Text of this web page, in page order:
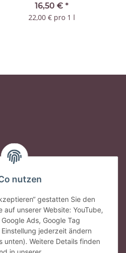
16,50 € *
22,00 € pro 1 l
nutzen
gestatten Sie den
auf unserer Website: YouTube,
Ads, Google Tag
jederzeit ändern
unten). Weitere Details finden